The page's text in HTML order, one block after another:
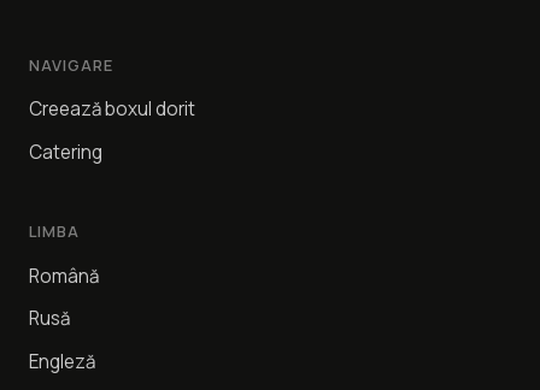
NAVIGARE
Creează boxul dorit
Catering
LIMBA
Română
Rusă
Engleză